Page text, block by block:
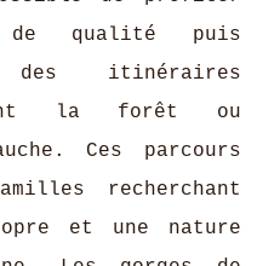
de qualité puis
des itinéraires
la forêt ou
Ces parcours
recherchant
et une nature